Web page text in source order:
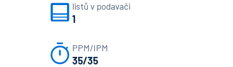
listů v podavači
1
PPM/IPM
35/35